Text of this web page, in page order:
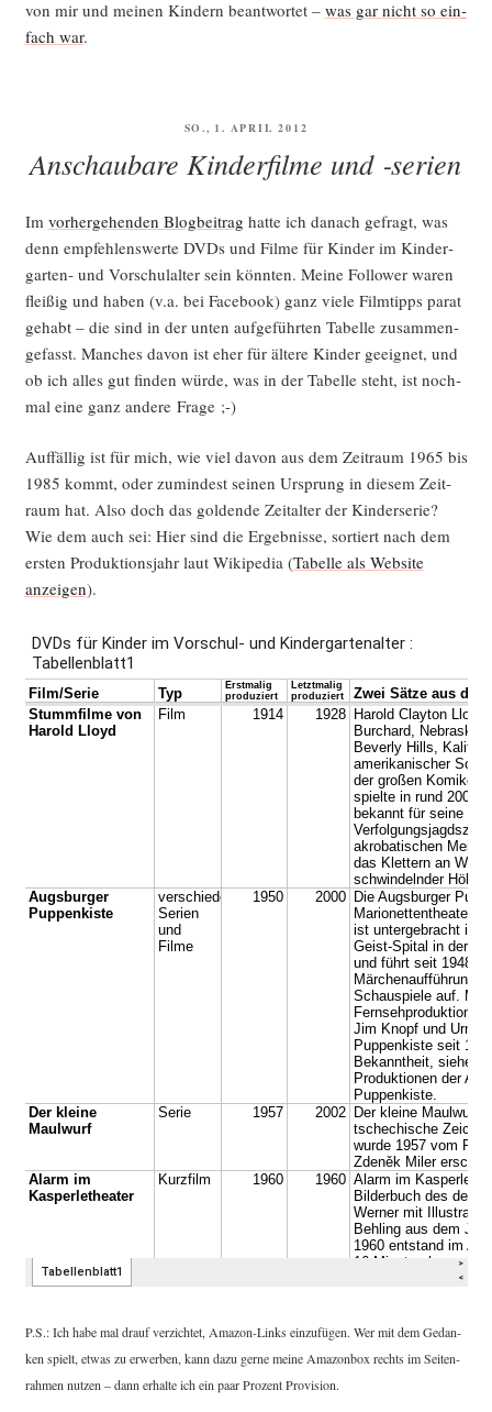
von mir und mei­nen Kin­dern beant­wor­tet – was gar nicht so ein­
fach war.
VERÖFFENTLICHT
SO., 1. APRIL 2012
Anschaubare Kinderfilme und ‑serien
Im vor­her­ge­hen­den Blog­bei­trag hat­te ich danach gefragt, was
denn emp­feh­lens­wer­te DVDs und Fil­me für Kin­der im Kin­der­
gar­ten- und Vor­schul­al­ter sein könn­ten. Mei­ne Fol­lower waren
flei­ßig und haben (v.a. bei Face­book) ganz vie­le Film­tipps parat
gehabt – die sind in der unten auf­ge­führ­ten Tabel­le zusam­men­
ge­fasst. Man­ches davon ist eher für älte­re Kin­der geeig­net, und
ob ich alles gut fin­den wür­de, was in der Tabel­le steht, ist noch­
mal eine ganz ande­re Frage ;-)
Auf­fäl­lig ist für mich, wie viel davon aus dem Zeit­raum 1965 bis
1985 kommt, oder zumin­dest sei­nen Ursprung in die­sem Zeit­
raum hat. Also doch das gol­den­de Zeit­al­ter der Kin­der­se­rie?
Wie dem auch sei: Hier sind die Ergeb­nis­se, sor­tiert nach dem
ers­ten Pro­duk­ti­ons­jahr laut Wiki­pe­dia (Tabel­le als Web­site
anzei­gen).
P.S.: Ich habe mal drauf ver­zich­tet, Ama­zon-Links ein­zu­fü­gen. Wer mit dem Gedan­
ken spielt, etwas zu erwer­ben, kann dazu ger­ne mei­ne Ama­zon­box rechts im Sei­ten­
rah­men nut­zen – dann erhal­te ich ein paar Pro­zent Provision.